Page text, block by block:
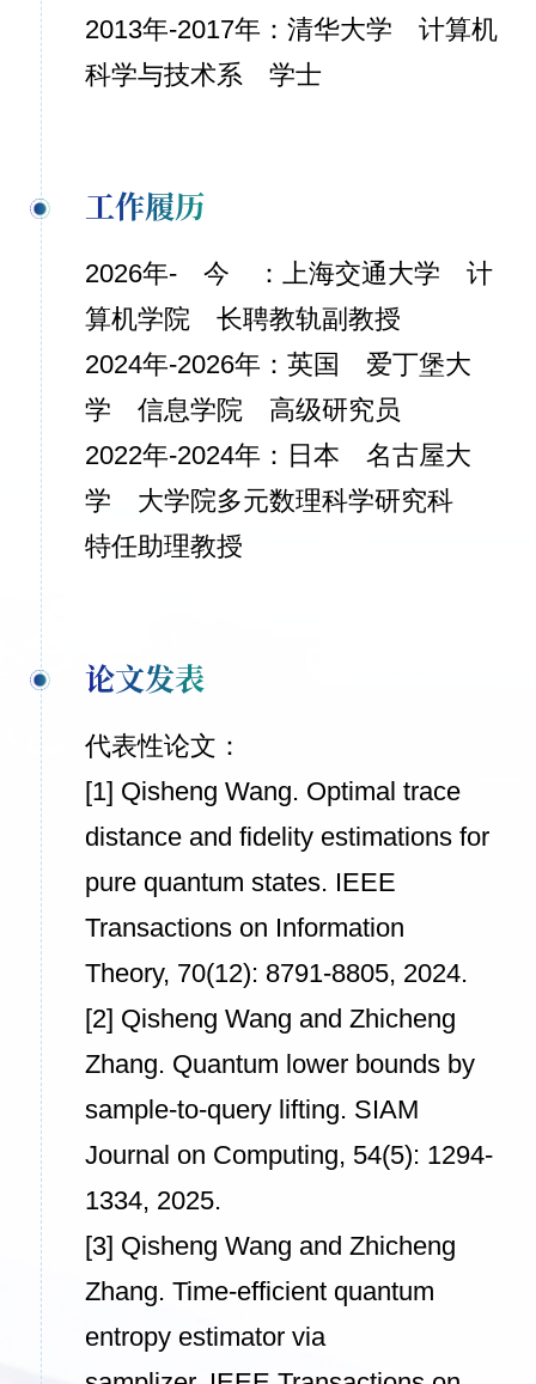
2013年-2017年：清华大学 计算机
科学与技术系 学士
工作履历
2026年- 今 ：上海交通大学 计
算机学院 长聘教轨副教授
2024年-2026年：英国 爱丁堡大
学 信息学院 高级研究员
2022年-2024年：日本 名古屋大
学 大学院多元数理科学研究科
特任助理教授
论文发表
代表性论文：
[1] Qisheng Wang. Optimal trace
distance and fidelity estimations for
pure quantum states. IEEE
Transactions on Information
Theory, 70(12): 8791-8805, 2024.
[2] Qisheng Wang and Zhicheng
Zhang. Quantum lower bounds by
sample-to-query lifting. SIAM
Journal on Computing, 54(5): 1294-
1334, 2025.
[3] Qisheng Wang and Zhicheng
Zhang. Time-efficient quantum
entropy estimator via